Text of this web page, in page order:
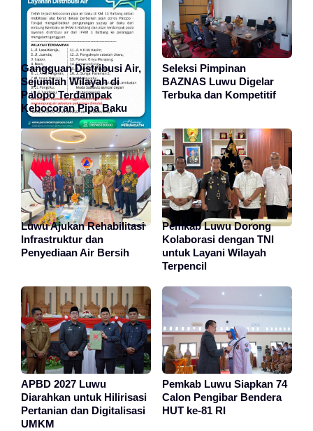
Gangguan Distribusi Air,
Sejumlah Wilayah di
Palopo Terdampak
Kebocoran Pipa Baku
Seleksi Pimpinan
BAZNAS Luwu Digelar
Terbuka dan Kompetitif
Luwu Ajukan Rehabilitasi
Infrastruktur dan
Penyediaan Air Bersih
Pemkab Luwu Dorong
Kolaborasi dengan TNI
untuk Layani Wilayah
Terpencil
APBD 2027 Luwu
Diarahkan untuk Hilirisasi
Pertanian dan Digitalisasi
UMKM
Pemkab Luwu Siapkan 74
Calon Pengibar Bendera
HUT ke-81 RI